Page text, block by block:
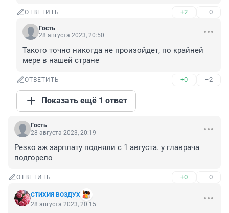
ОТВЕТИТЬ +2 –0
Гость
28 августа 2023, 20:50
Такого точно никогда не произойдет, по крайней
мере в нашей стране
ОТВЕТИТЬ +0 –2
Показать ещё 1 ответ
Гость
28 августа 2023, 20:19
Резко аж зарплату подняли с 1 августа. у главрача
подгорело
ОТВЕТИТЬ +0 –0
СТИХИЯ ВОЗДУХ
28 августа 2023, 20:15